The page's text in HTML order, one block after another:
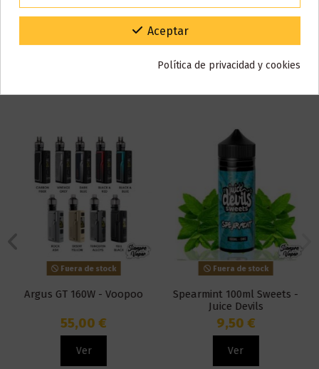
También puede que te guste
Fuera de stock
Argus GT 160W - Voopoo
55,00 €
Ver
Fuera de stock
Spearmint 100ml Sweets -
Juice Devils
9,50 €
Ver
Gracias por tu paciencia y por seguir confiando en nosotros.
Aceptar
Política de privacidad y cookies